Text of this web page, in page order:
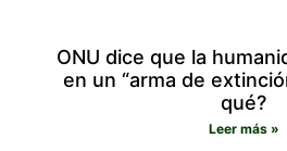
ONU dice que la
en un “arma de
qué?
Leer más »